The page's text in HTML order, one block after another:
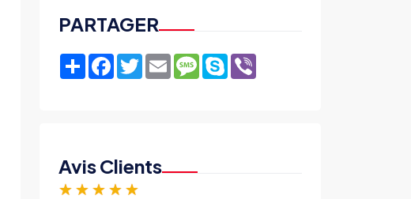
PARTAGER
ShareFacebook
TwitterEmailMessage
Skype
Avis Clients
★ ★ ★ ★ ★